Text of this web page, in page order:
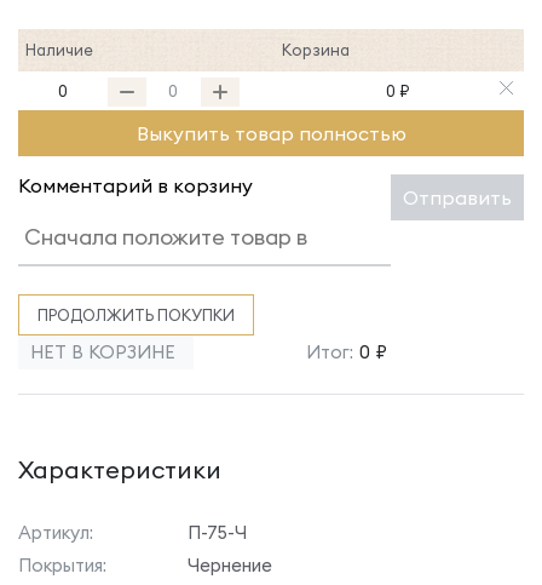
Наличие Корзина
0 0 ₽
Выкупить товар полностью
Комментарий в корзину Отправить
ПРОДОЛЖИТЬ ПОКУПКИ
НЕТ В КОРЗИНЕ Итог: 0 ₽
Характеристики
Артикул:
П-75-Ч
Покрытия:
Чернение